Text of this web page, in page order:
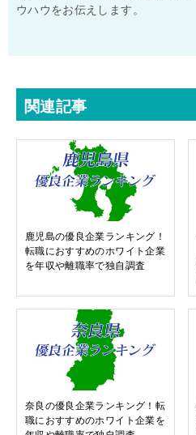
ウハウをお伝えします。
関連記事
鹿児島の優良企業ランキング！
転職におすすめのホワイト企業
を年収や離職率で独自調査
奈良の優良企業ランキング！転
職におすすめのホワイト企業を